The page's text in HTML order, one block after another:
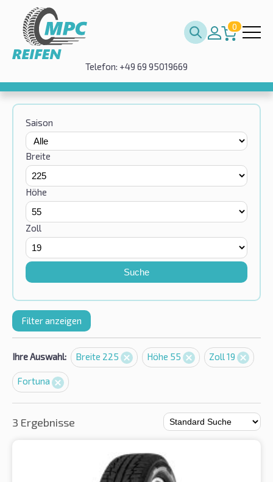
0
Telefon: +49 69 95019669
Saison
Breite
Höhe
Zoll
Suche
Filter anzeigen
Ihre Auswahl: Breite 225 Höhe 55 Zoll 19
Fortuna
3 Ergebnisse